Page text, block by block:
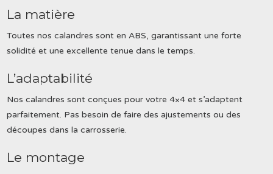
La matière
Toutes nos calandres sont en ABS, garantissant une forte
solidité et une excellente tenue dans le temps.
L’adaptabilité
Nos calandres sont conçues pour votre 4×4 et s’adaptent
parfaitement. Pas besoin de faire des ajustements ou des
découpes dans la carrosserie.
Le montage